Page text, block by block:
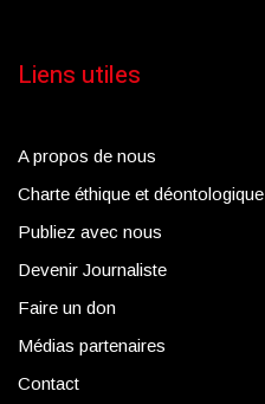
Liens utiles
A propos de nous
Charte éthique et déontologique
Publiez avec nous
Devenir Journaliste
Faire un don
Médias partenaires
Contact